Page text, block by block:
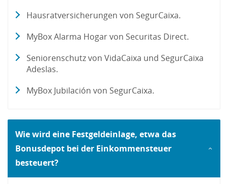
Hausratversicherungen von SegurCaixa.
MyBox Alarma Hogar von Securitas Direct.
Seniorenschutz von VidaCaixa und SegurCaixa
Adeslas.
MyBox Jubilación von SegurCaixa.
Wie wird eine Festgeldeinlage, etwa das
Bonusdepot bei der Einkommensteuer
besteuert?